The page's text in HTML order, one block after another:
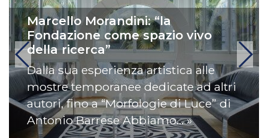
Marcello Morandini: “la
Fondazione come spazio vivo
della ricerca”
Dalla sua esperienza artistica alle
mostre temporanee dedicate ad altri
autori, fino a “Morfologie di Luce” di
Antonio Barrese Abbiamo… »